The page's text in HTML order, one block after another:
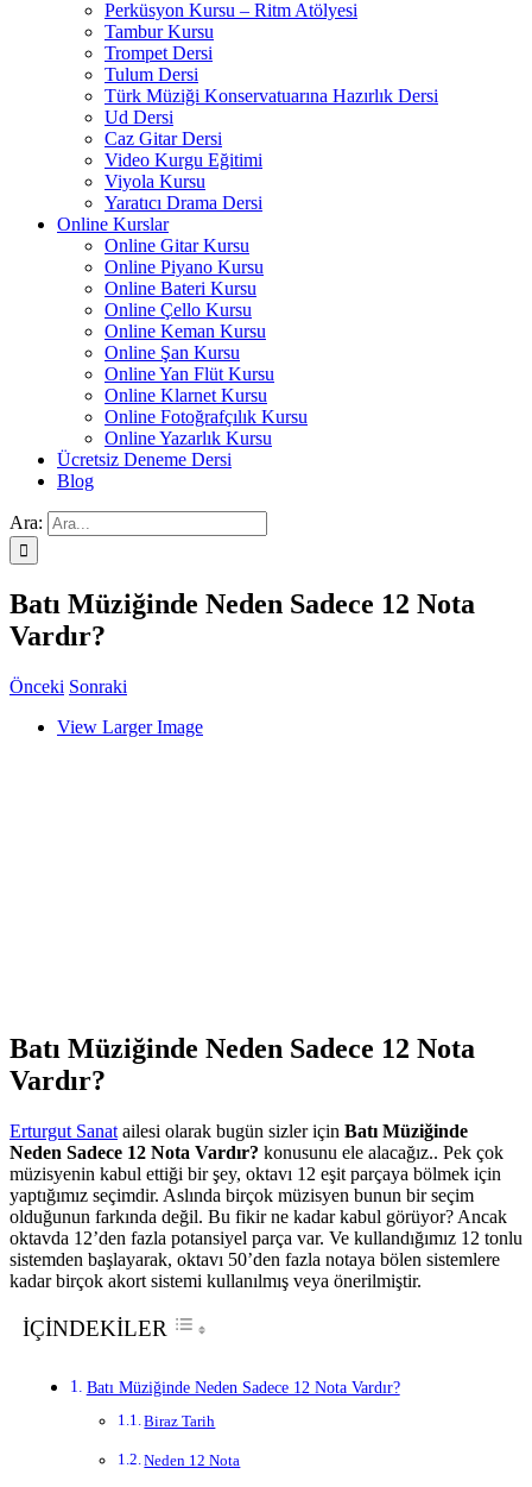
Perküsyon Kursu – Ritm Atölyesi
Tambur Kursu
Trompet Dersi
Tulum Dersi
Türk Müziği Konservatuarına Hazırlık Dersi
Ud Dersi
Caz Gitar Dersi
Video Kurgu Eğitimi
Viyola Kursu
Yaratıcı Drama Dersi
Online Kurslar
Online Gitar Kursu
Online Piyano Kursu
Online Bateri Kursu
Online Çello Kursu
Online Keman Kursu
Online Şan Kursu
Online Yan Flüt Kursu
Online Klarnet Kursu
Online Fotoğrafçılık Kursu
Online Yazarlık Kursu
Ücretsiz Deneme Dersi
Blog
Ara:
Batı Müziğinde Neden Sadece 12 Nota
Vardır?
Önceki Sonraki
View Larger Image
Batı Müziğinde Neden Sadece 12 Nota
Vardır?
Erturgut Sanat ailesi olarak bugün sizler için Batı Müziğinde
Neden Sadece 12 Nota Vardır? konusunu ele alacağız.. Pek çok
müzisyenin kabul ettiği bir şey, oktavı 12 eşit parçaya bölmek için
yaptığımız seçimdir. Aslında birçok müzisyen bunun bir seçim
olduğunun farkında değil. Bu fikir ne kadar kabul görüyor? Ancak
oktavda 12’den fazla potansiyel parça var. Ve kullandığımız 12 tonlu
sistemden başlayarak, oktavı 50’den fazla notaya bölen sistemlere
kadar birçok akort sistemi kullanılmış veya önerilmiştir.
İÇİNDEKİLER
Batı Müziğinde Neden Sadece 12 Nota Vardır?
Biraz Tarih
Neden 12 Nota